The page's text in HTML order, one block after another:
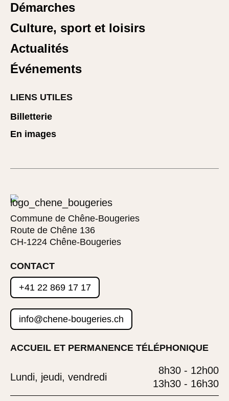
Démarches
Culture, sport et loisirs
Actualités
Événements
LIENS UTILES
Billetterie
En images
Commune de Chêne-Bougeries
Route de Chêne 136
CH-1224 Chêne-Bougeries
CONTACT
+41 22 869 17 17
info@chene-bougeries.ch
ACCUEIL ET PERMANENCE TÉLÉPHONIQUE
Lundi, jeudi, vendredi
8h30 - 12h00
13h30 - 16h30